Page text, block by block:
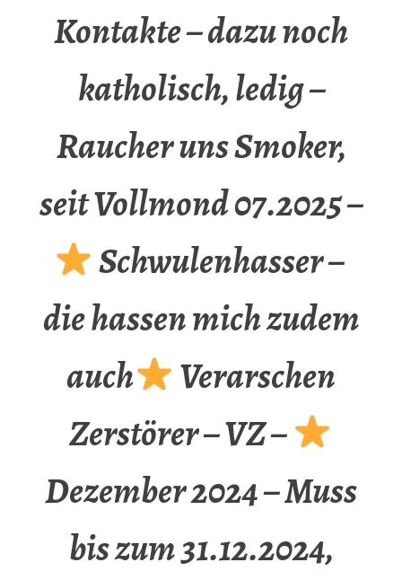
Kontakte – dazu noch
katholisch, ledig –
Raucher uns Smoker,
seit Vollmond 07.2025 –
Schwulenhasser –
die hassen mich zudem
auch
Verarschen
Zerstörer – VZ –
Dezember 2024 – Muss
bis zum 31.12.2024,